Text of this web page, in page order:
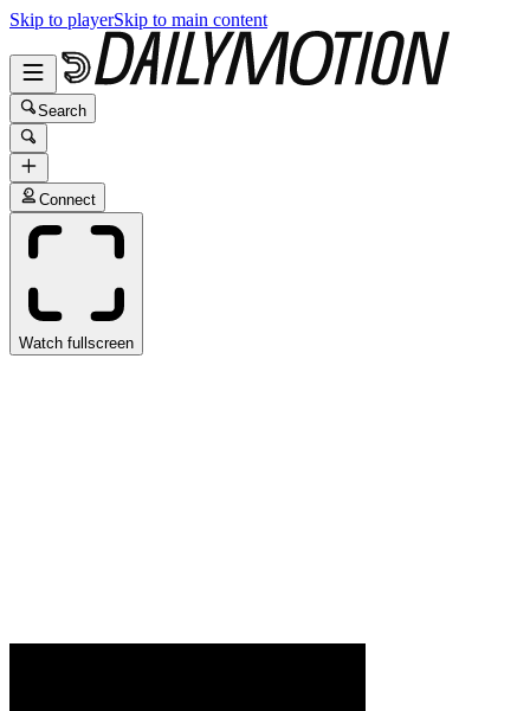
Skip to playerSkip to main content
Search
Connect
Watch fullscreen